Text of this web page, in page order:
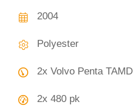
2004
Polyester
2x Volvo Penta
2x 480 pk